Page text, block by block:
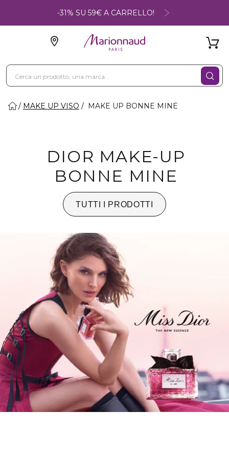
-31% SU 59€ A CARRELLO!
MAKE UP VISO MAKE UP BONNE MINE
DIOR MAKE-UP
BONNE MINE
TUTTI I PRODOTTI